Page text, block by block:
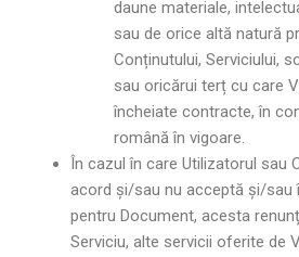
daune materiale,
sau de orice altă natură
Conținutului, Serviciului,
sau oricărui terț cu care
încheiate contracte, în
română în vigoare.
În cazul în care Utilizatorul sau
acord și/sau nu acceptă și/sau
pentru Document, acesta
Serviciu, alte servicii oferite de